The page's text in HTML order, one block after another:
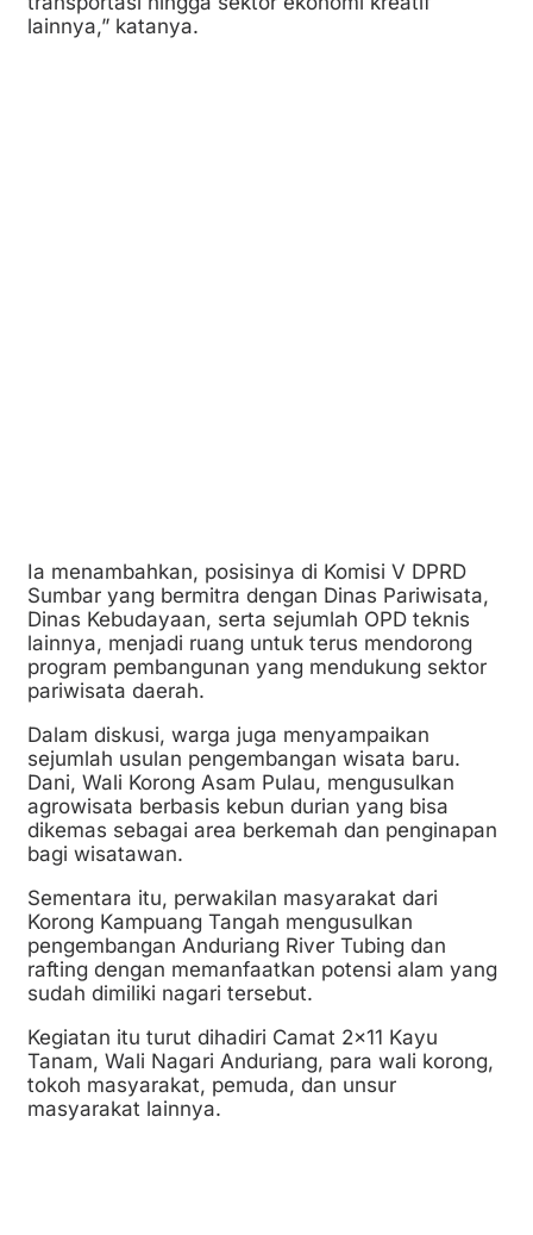
lainnya,” katanya.
Ia menambahkan, posisinya di Komisi V DPRD
Sumbar yang bermitra dengan Dinas Pariwisata,
Dinas Kebudayaan, serta sejumlah OPD teknis
lainnya, menjadi ruang untuk terus mendorong
program pembangunan yang mendukung sektor
pariwisata daerah.
Dalam diskusi, warga juga menyampaikan
sejumlah usulan pengembangan wisata baru.
Dani, Wali Korong Asam Pulau, mengusulkan
agrowisata berbasis kebun durian yang bisa
dikemas sebagai area berkemah dan penginapan
bagi wisatawan.
Sementara itu, perwakilan masyarakat dari
Korong Kampuang Tangah mengusulkan
pengembangan Anduriang River Tubing dan
rafting dengan memanfaatkan potensi alam yang
sudah dimiliki nagari tersebut.
Kegiatan itu turut dihadiri Camat 2×11 Kayu
Tanam, Wali Nagari Anduriang, para wali korong,
tokoh masyarakat, pemuda, dan unsur
masyarakat lainnya.